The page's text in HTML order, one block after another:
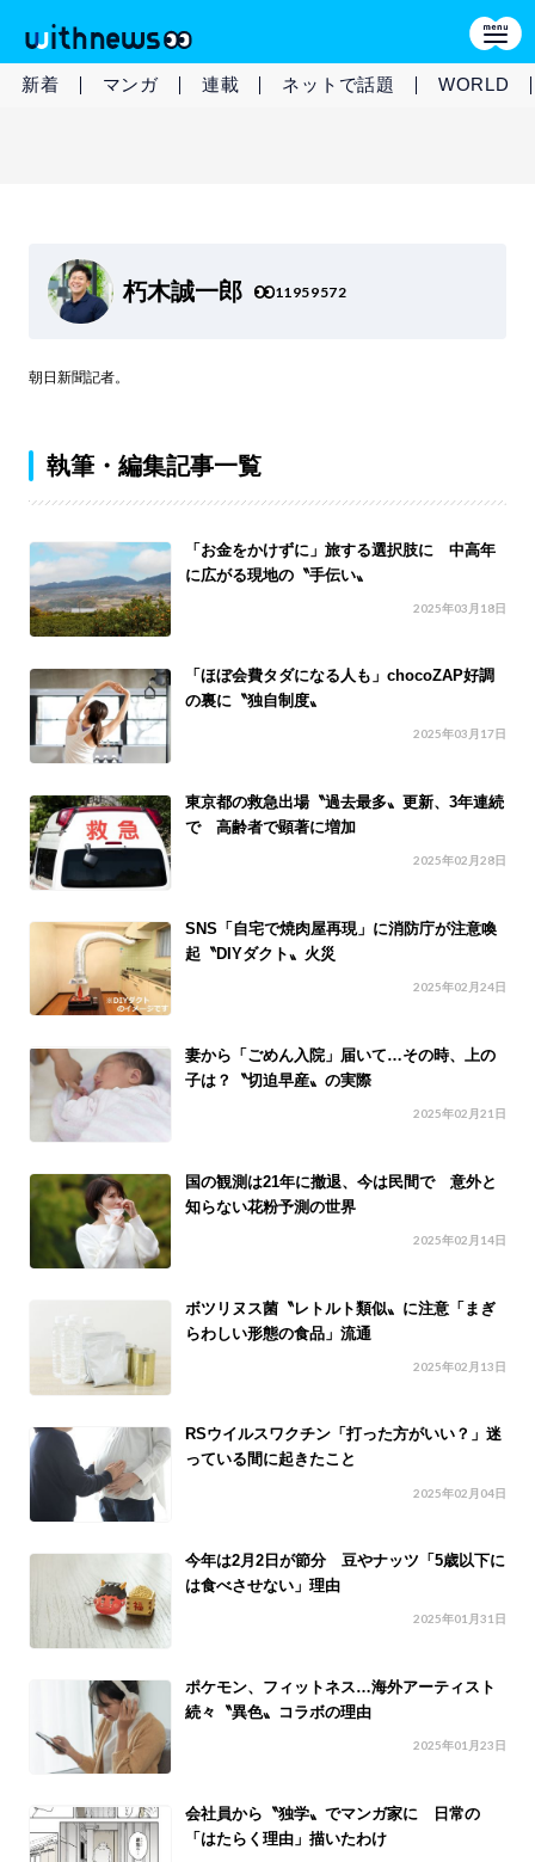
新着 マンガ 連載 ネットで話題 WORLD
朽木誠一郎 11959572
朝日新聞記者。
執筆・編集記事一覧
「お金をかけずに」旅する選択肢に 中高年
に広がる現地の〝手伝い〟
2025年03月18日
「ほぼ会費タダになる人も」chocoZAP好調
の裏に〝独自制度〟
2025年03月17日
東京都の救急出場〝過去最多〟更新、3年連続
で 高齢者で顕著に増加
2025年02月28日
SNS「自宅で焼肉屋再現」に消防庁が注意喚
起〝DIYダクト〟火災
2025年02月24日
妻から「ごめん入院」届いて…その時、上の
子は？〝切迫早産〟の実際
2025年02月21日
国の観測は21年に撤退、今は民間で 意外と
知らない花粉予測の世界
2025年02月14日
ボツリヌス菌〝レトルト類似〟に注意「まぎ
らわしい形態の食品」流通
2025年02月13日
RSウイルスワクチン「打った方がいい？」迷
っている間に起きたこと
2025年02月04日
今年は2月2日が節分 豆やナッツ「5歳以下に
は食べさせない」理由
2025年01月31日
ポケモン、フィットネス…海外アーティスト
続々〝異色〟コラボの理由
2025年01月23日
会社員から〝独学〟でマンガ家に 日常の
「はたらく理由」描いたわけ